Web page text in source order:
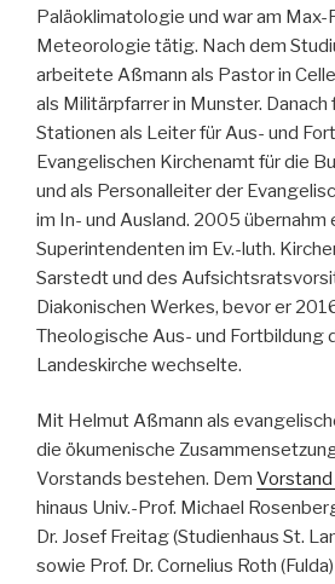
Paläoklimatologie und war am
Meteorologie tätig. Nach dem
arbeitete Aßmann als Pastor in
als Militärpfarrer in Munster.
Stationen als Leiter für Aus- und
Evangelischen Kirchenamt für die
und als Personalleiter der
im In- und Ausland. 2005 übernahm
Superintendenten im Ev.-luth.
Sarstedt und des
Diakonischen Werkes, bevor er
Theologische Aus- und Fortbildung
Landeskirche wechselte.
Mit Helmut Aßmann als
die ökumenische
Vorstands bestehen. Dem Vorstand
hinaus Univ.-Prof. Michael
Dr. Josef Freitag (Studienhaus St.
sowie Prof. Dr. Cornelius Roth (Fulda)